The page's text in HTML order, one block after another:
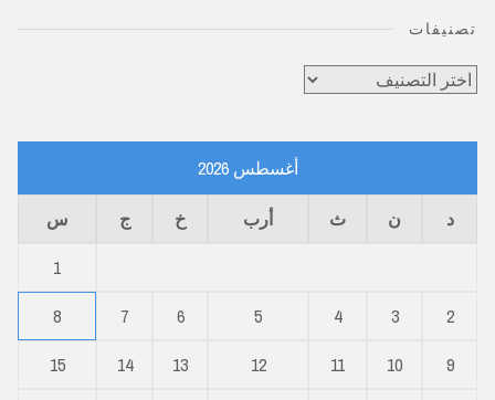
تصنيفات
تصنيفات
أغسطس 2026
د ن ث أرب خ ج
س
1
2
3
4
5
6
7
8
9
10
11
12
13
14
15